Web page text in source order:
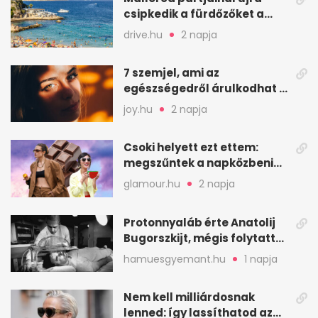
csipkedik a fürdőzőket a
halak a sekély vízben
drive.hu 2 napja
7 szemjel, ami az
egészségedről árulkodhat –
erre figyelj oda
joy.hu 2 napja
Csoki helyett ezt ettem:
megszűntek a napközbeni
nassolási rohamok
glamour.hu 2 napja
Protonnyaláb érte Anatolij
Bugorszkijt, mégis folytatta
a munkát
hamuesgyemant.hu 1 napja
Nem kell milliárdosnak
lenned: így lassíthatod az